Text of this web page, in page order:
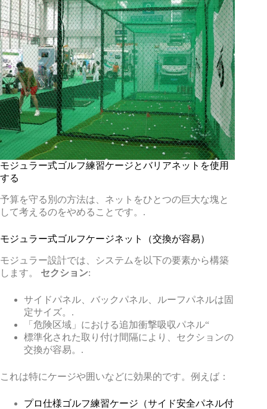
モジュラー式ゴルフ練習ケージとバリアネットを使用
する
予算を守る別の方法は、ネットをひとつの巨大な塊と
して考えるのをやめることです。.
モジュラー式ゴルフケージネット（交換が容易）
モジュラー設計では、システムを以下の要素から構築
します。 セクション:
サイドパネル、バックパネル、ルーフパネルは固
定サイズ。.
「危険区域」における追加衝撃吸収パネル“
標準化された取り付け間隔により、セクションの
交換が容易。.
これは特にケージや囲いなどに効果的です。例えば：
プロ仕様ゴルフ練習ケージ（サイド安全パネル付